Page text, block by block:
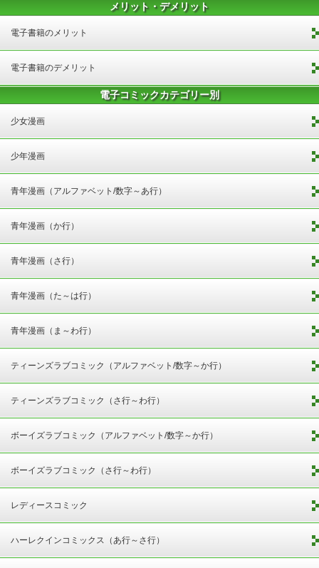
メリット・デメリット
電子書籍のメリット
電子書籍のデメリット
電子コミックカテゴリー別
少女漫画
少年漫画
青年漫画（アルファベット/数字～あ行）
青年漫画（か行）
青年漫画（さ行）
青年漫画（た～は行）
青年漫画（ま～わ行）
ティーンズラブコミック（アルファベット/数字～か行）
ティーンズラブコミック（さ行～わ行）
ボーイズラブコミック（アルファベット/数字～か行）
ボーイズラブコミック（さ行～わ行）
レディースコミック
ハーレクインコミックス（あ行～さ行）